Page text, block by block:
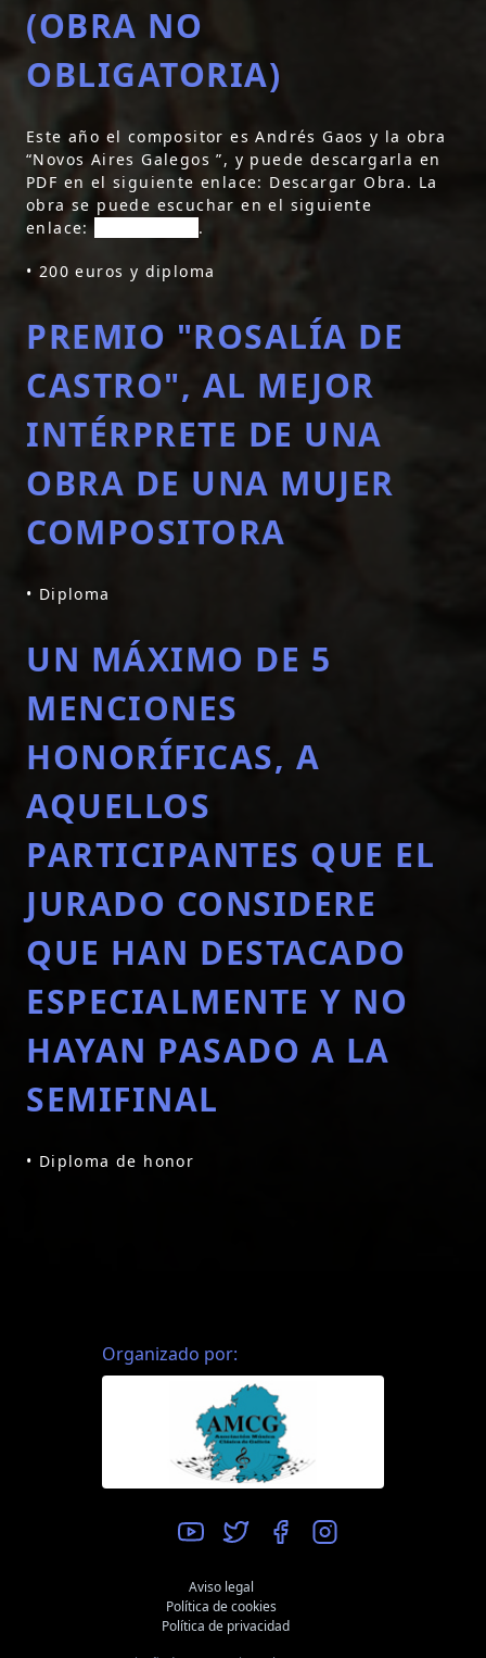
(OBRA NO
OBLIGATORIA)
Este año el compositor es Andrés Gaos y la obra
“Novos Aires Galegos ”, y puede descargarla en
PDF en el siguiente enlace: Descargar Obra . La
obra se puede escuchar en el siguiente
enlace:
.
• 200 euros y diploma
PREMIO "ROSALÍA DE
CASTRO", AL MEJOR
INTÉRPRETE DE UNA
OBRA DE UNA MUJER
COMPOSITORA
• Diploma
UN MÁXIMO DE 5
MENCIONES
HONORÍFICAS, A
AQUELLOS
PARTICIPANTES QUE EL
JURADO CONSIDERE
QUE HAN DESTACADO
ESPECIALMENTE Y NO
HAYAN PASADO A LA
SEMIFINAL
• Diploma de honor
Organizado por:
Aviso legal
Política de cookies
Política de privacidad